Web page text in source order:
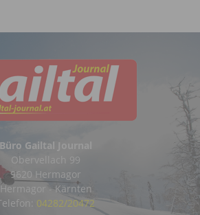
Büro Gailtal Journal
Obervellach 99
9620 Hermagor
Hermagor - Kärnten
04282/20472